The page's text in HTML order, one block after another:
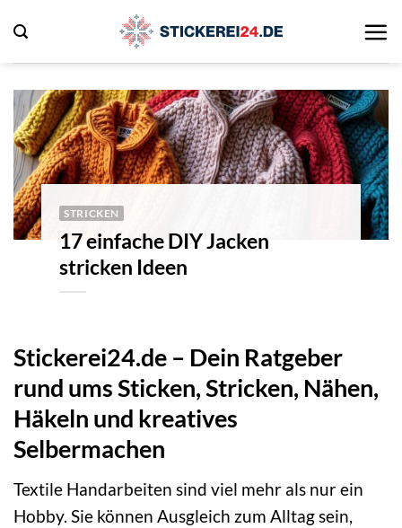
Inhalt
springen
STRICKEN
17 einfache DIY Jacken
stricken Ideen
Stickerei24.de – Dein Ratgeber
rund ums Sticken, Stricken, Nähen,
Häkeln und kreatives
Selbermachen
Textile Handarbeiten sind viel mehr als nur ein
Hobby. Sie können Ausgleich zum Alltag sein,